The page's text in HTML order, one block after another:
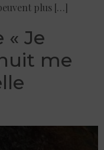
plus […]
« Je
me